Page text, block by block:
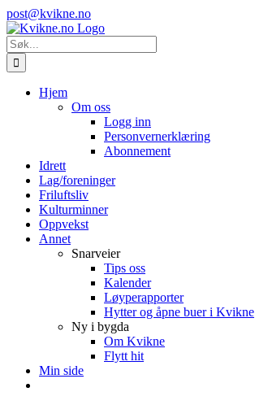
Skip
to
content
Instagram
E-
post
post@kvikne.no
Søk
etter:
Hjem
Om oss
Logg inn
Personvernerklæring
Abonnement
Idrett
Lag/foreninger
Friluftsliv
Kulturminner
Oppvekst
Annet
Snarveier
Tips oss
Kalender
Løyperapporter
Hytter og åpne buer i Kvikne
Ny i bygda
Om Kvikne
Flytt hit
Min side